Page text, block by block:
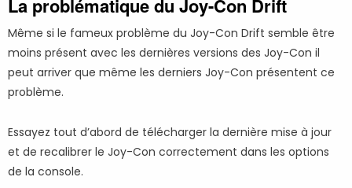
La problématique du Joy-Con Drift
Même si le fameux problème du Joy-Con Drift semble être
moins présent avec les dernières versions des Joy-Con il
peut arriver que même les derniers Joy-Con présentent ce
problème.
Essayez tout d’abord de télécharger la dernière mise à jour
et de recalibrer le Joy-Con correctement dans les options
de la console.